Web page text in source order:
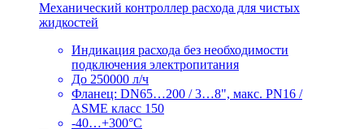
Механический контроллер расхода для чистых
жидкостей
Индикация расхода без необходимости
подключения электропитания
До 250000 л/ч
Фланец: DN65…200 / 3…8", макс. PN16 /
ASME класс 150
-40…+300°C